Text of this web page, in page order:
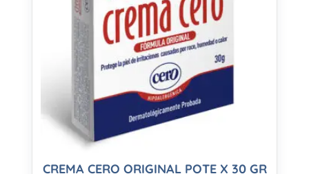
CREMA CERO ORIGINAL POTE X 30 GR